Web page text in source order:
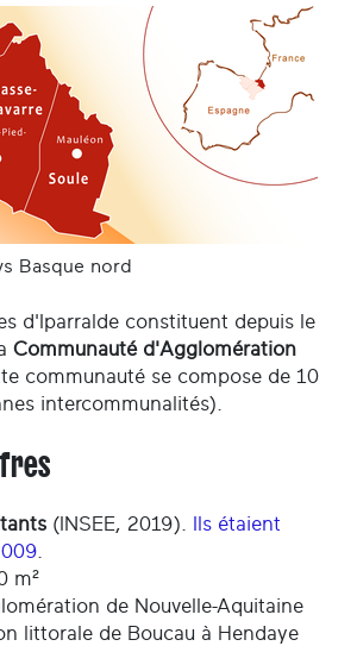
Basque nord
d'Iparralde constituent depuis le
Communauté d'Agglomération
communauté se compose de 10
intercommunalités).
(INSEE, 2019).
Ils étaient
m²
de Nouvelle-Aquitaine
littorale de Boucau à Hendaye